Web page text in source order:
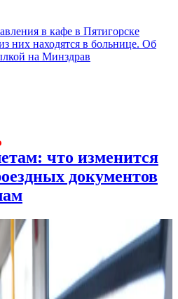
в кафе в Пятигорске
них находятся в больнице. Об
на Минздрав
что изменится
документов